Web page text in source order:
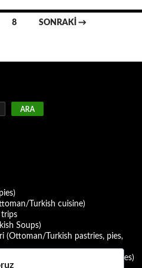
8 SONRAKI →
ARA
Turkish cuisine)
trips
Soups)
(Ottoman/Turkish pastries, pies,
(Ottoman/Turkish Seafood Dishes)